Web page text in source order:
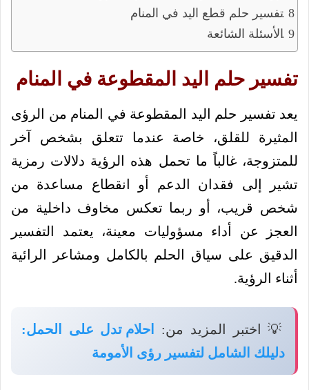
تفسير حلم قطع اليد في المنام
الأسئلة الشائعة
تفسير حلم اليد المقطوعة في المنام
يعد تفسير حلم اليد المقطوعة في المنام من الرؤى
المثيرة للقلق، خاصة عندما تتعلق بشخص آخر
للمتزوجة، غالباً ما تحمل هذه الرؤية دلالات رمزية
تشير إلى فقدان الدعم أو انقطاع مساعدة من
شخص قريب، أو ربما تعكس مخاوف داخلية من
العجز عن أداء مسؤوليات معينة، يعتمد التفسير
الدقيق على سياق الحلم بالكامل ومشاعر الرائية
أثناء الرؤية.
💡 اختبر المزيد من:
احلام تدل على الحمل:
دليلك الشامل لتفسير رؤى الأمومة